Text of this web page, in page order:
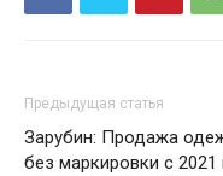
Предыдущая статья
Зарубин: Продажа
без маркировки с 2021